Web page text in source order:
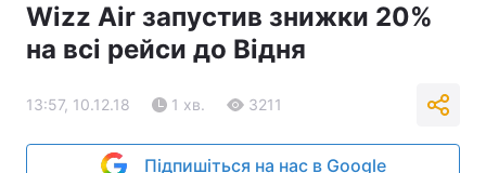
Wizz Air запустив знижки 20%
на всі рейси до Відня
13:57, 10.12.18 1 хв. 3211
Підпишіться на нас в Google